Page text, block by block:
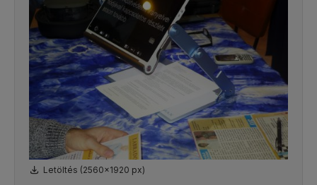
Letöltés (2560x1920 px)